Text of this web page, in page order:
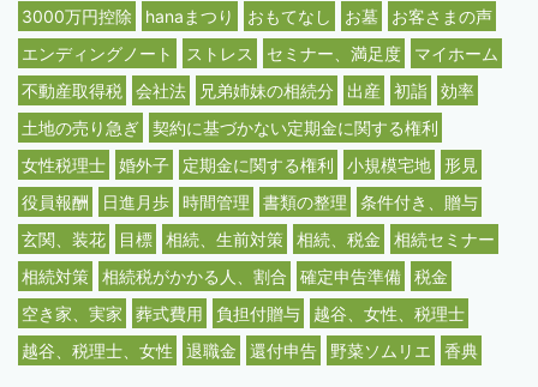
3000万円控除 hanaまつり おもてなし お墓
お客さまの声
エンディングノート
ストレス セミナー、満足度
マイホーム
不動産取得税
会社法 兄弟姉妹の相続分 出産 初詣
効率
土地の売り急ぎ
契約に基づかない定期金に関する権利
女性税理士
婚外子 定期金に関する権利 小規模宅地
形見
役員報酬
日進月歩 時間管理 書類の整理
条件付き、贈与
玄関、装花
目標 相続、生前対策 相続、税金
相続セミナー
相続対策
相続税がかかる人、割合 確定申告準備
税金
空き家、実家
葬式費用 負担付贈与
越谷、女性、税理士
越谷、税理士、女性
退職金 還付申告 野菜ソムリエ 香典